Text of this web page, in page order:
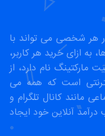
هر شخصی می تواند با
ازای خرید هر کاربر،
مارکتینگ نام دارد، از
است که همه می
مانند کانال تلگرام و
آنلاین خود ایجاد